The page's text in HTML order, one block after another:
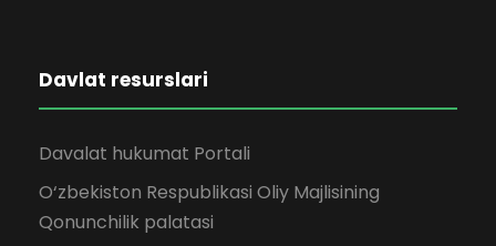
Davlat resurslari
Davalat hukumat Portali
O‘zbekiston Respublikasi Oliy Majlisining
Qonunchilik palatasi